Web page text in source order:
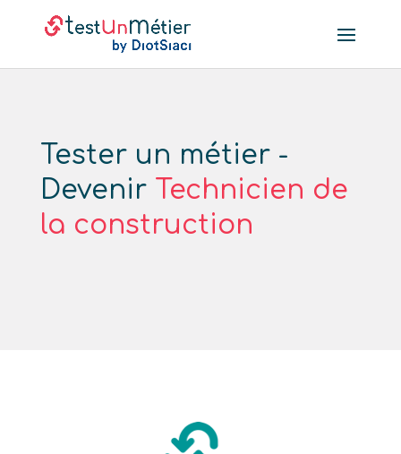
Tester un métier -
Devenir Technicien de
la construction